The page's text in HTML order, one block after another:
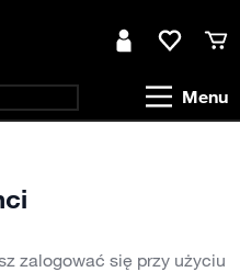
Menu
Moje kontoUlubione
zalogować się przy użyciu